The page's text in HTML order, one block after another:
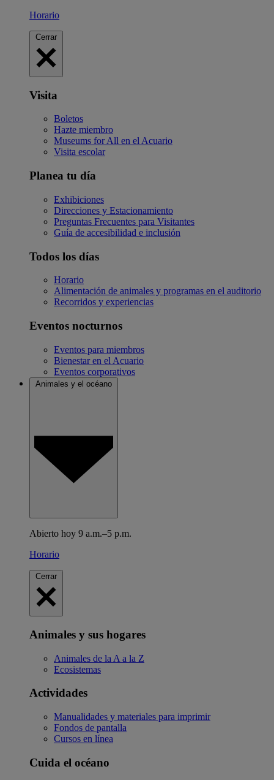
Horario
Cerrar
Visita
Boletos
Hazte miembro
Museums for All en el Acuario
Visita escolar
Planea tu día
Exhibiciones
Direcciones y Estacionamiento
Preguntas Frecuentes para Visitantes
Guía de accesibilidad e inclusión
Todos los días
Horario
Alimentación de animales y programas en el auditorio
Recorridos y experiencias
Eventos nocturnos
Eventos para miembros
Bienestar en el Acuario
Eventos corporativos
Animales y el océano
Abierto hoy 9 a.m.–5 p.m.
Horario
Cerrar
Animales y sus hogares
Animales de la A a la Z
Ecosistemas
Actividades
Manualidades y materiales para imprimir
Fondos de pantalla
Cursos en línea
Cuida el océano